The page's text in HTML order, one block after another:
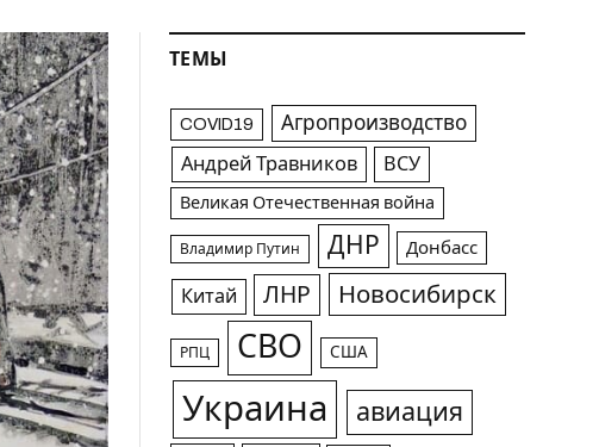
ТЕМЫ
COVID19 Агропроизводство
Андрей Травников ВСУ
Великая Отечественная война
Владимир Путин ДНР Донбасс
Китай ЛНР Новосибирск
РПЦ СВО США
Украина авиация